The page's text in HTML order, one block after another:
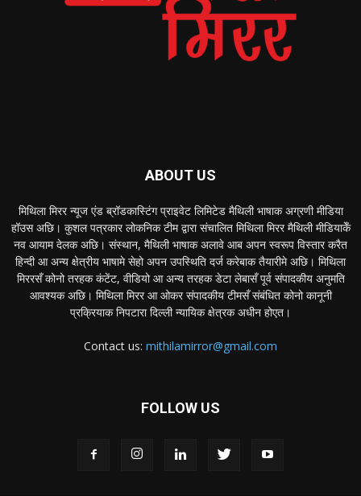
ABOUT US
मिथिला मिरर न्यूज एंड ब्रॉडकास्टिंग प्राइवेट लिमिटेड मैथिली भाषाक अग्रणी मीडिया
हॉउस अछि। कुशल पत्रकार लोकनिक टीम द्वारा संचालित मिथिला मिरर मैथिली मीडियाकेँ
नव आयाम देलक अछि। संस्थान, मैथिली भाषाक अलावे आब अपन स्वरूप विस्तार करैत
हिन्दी आ अन्य क्षेत्रीय भाषामे सेहो अपन उपस्थिति दर्ज करेबाक तैयारीमे अछि। मिथिला
मिररसँ कोनो तरहक कंटेंट, वीडियो आ अन्य तरहक डेटा लेबासँ पूर्व संपादकीय अनुमति
आवश्यक अछि। मिथिला मिरर आ ओकर संपादकीय टीमसँ संबंधित कोनो कानूनी
प्रक्रियाक निपटारा दिल्ली न्यायिक क्षेत्रक अधीन होएत।
Contact us: mithilamirror@gmail.com
FOLLOW US